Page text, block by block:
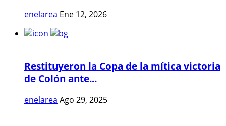
enelarea Ene 12, 2026
Restituyeron la Copa de la mítica victoria
de Colón ante...
enelarea Ago 29, 2025